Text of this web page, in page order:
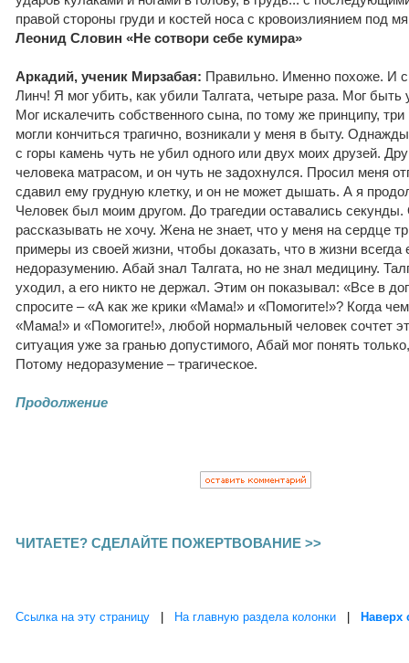
правой стороны груди и костей носа с кровоизлиянием под
Леонид Словин «Не сотвори себе кумира»
Аркадий, ученик Мирзабая: Правильно. Именно похоже. И
Линч! Я мог убить, как убили Талгата, четыре раза. Мог быть
Мог искалечить собственного сына, по тому же принципу,
могли кончиться трагично, возникали у меня в быту.
с горы камень чуть не убил одного или двух моих друзей.
человека матрасом, и он чуть не задохнулся. Просил меня
сдавил ему грудную клетку, и он не может дышать. А я
Человек был моим другом. До трагедии оставались
рассказывать не хочу. Жена не знает, что у меня на сердце
примеры из своей жизни, чтобы доказать, что в жизни всегда
недоразумению. Абай знал Талгата, но не знал медицину.
уходил, а его никто не держал. Этим он показывал: «Все в
спросите – «А как же крики «Мама!» и «Помогите!»? Когда
«Мама!» и «Помогите!», любой нормальный человек сочтет
ситуация уже за гранью допустимого, Абай мог понять
Потому недоразумение – трагическое.
Продолжение
ЧИТАЕТЕ? СДЕЛАЙТЕ ПОЖЕРТВОВАНИЕ >>
Ссылка на эту страницу На главную раздела колонки Наверх